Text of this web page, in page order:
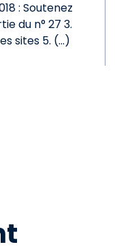
: Soutenez
du n° 27 3.
sites 5. (…)